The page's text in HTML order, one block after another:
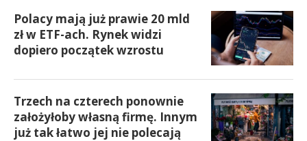
Polacy mają już prawie 20 mld
zł w ETF-ach. Rynek widzi
dopiero początek wzrostu
Trzech na czterech ponownie
założyłoby własną firmę. Innym
już tak łatwo jej nie polecają